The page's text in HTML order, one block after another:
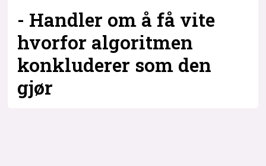
- Handler om å få vite
hvorfor algoritmen
konkluderer som den
gjør